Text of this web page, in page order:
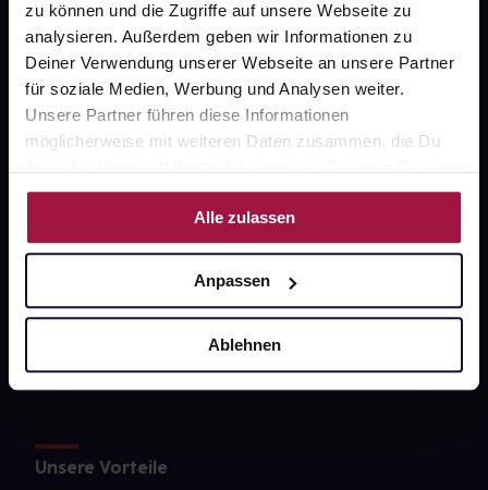
zu können und die Zugriffe auf unsere Webseite zu
analysieren. Außerdem geben wir Informationen zu
Deiner Verwendung unserer Webseite an unsere Partner
für soziale Medien, Werbung und Analysen weiter.
Unsere Partner führen diese Informationen
möglicherweise mit weiteren Daten zusammen, die Du
Nutzung der Dienste gesammelt haben.
Alle zulassen
Anpassen
Ablehnen
Über uns
Karriere
Newsletter
Barrierefreiheitserklärung
PAYBACK
Sanitätshäuser
Unsere Vorteile